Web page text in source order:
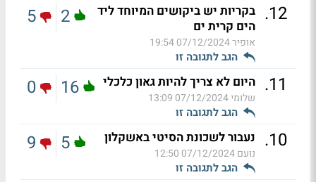
12
.
בקריות יש ביקושים המיוחד ליד
הים קרית ים
אופיר07/12/2024 19:54
הגב לתגובה זו
2
5
11
. היום לא צריך להיות גאון כלכלי
שלומי07/12/2024 13:09
הגב לתגובה זו
16
0
10
. נעבור לשכונת הסיטי באשקלון
נועם07/12/2024 12:50
הגב לתגובה זו
5
9